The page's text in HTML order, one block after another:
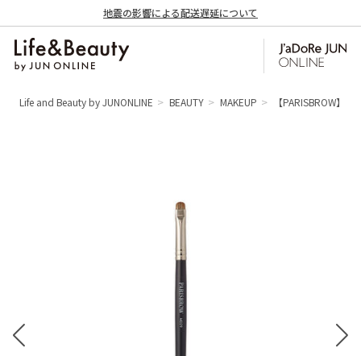
地震の影響による配送遅延について
Life and Beauty by JUNONLINE BEAUTY MAKEUP 【PARISBROW】